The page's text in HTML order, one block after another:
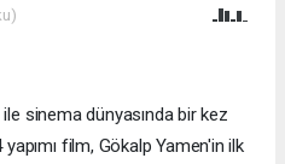
sinema dünyasında bir kez
film, Gökalp Yamen'in ilk